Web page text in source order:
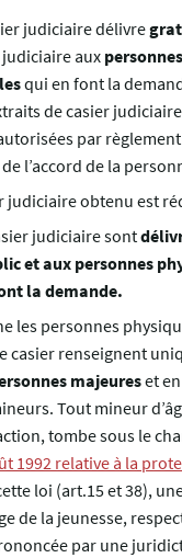
judiciaire délivre
aux
qui en font la
de casier
par
l’accord de la
judiciaire obtenu est
judiciaire sont
et aux personnes
la demande.
les personnes
casier renseignent
majeureset
Tout mineur
tombe sous le
1992 relative à la
loi (art.15 et 38),
de la jeunesse,
par une